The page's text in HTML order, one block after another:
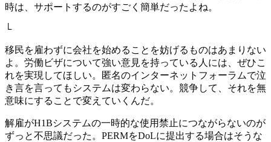
時は、サポートするのがすごく簡単だったよね。
└
移民を雇わずに会社を始めることを妨げるものはあまりない
よ。労働ビザについて強い意見を持っている人には、ぜひこ
れを実現してほしい。匿名のインターネットフォーラムで泣
き言を言ってもシステムは変わらない。競争して、それを無
意味にすることで変えていくんだ。
解雇がH1Bシステムの一時的な使用禁止につながらないのが
ずっと不思議だった。PERMをDoLに提出する場合はそうな